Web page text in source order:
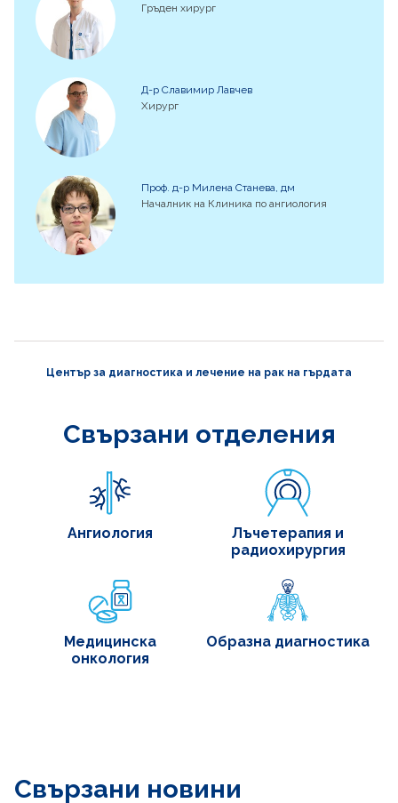
Гръден хирург
Д-р Славимир Лавчев
Хирург
Проф. д-р Милена Станева, дм
Началник на Клиника по ангиология
Център за диагностика и лечение на рак на гърдата
Свързани отделения
Ангиология
Лъчетерапия и
радиохирургия
Медицинска
онкология
Образна диагностика
Свързани новини